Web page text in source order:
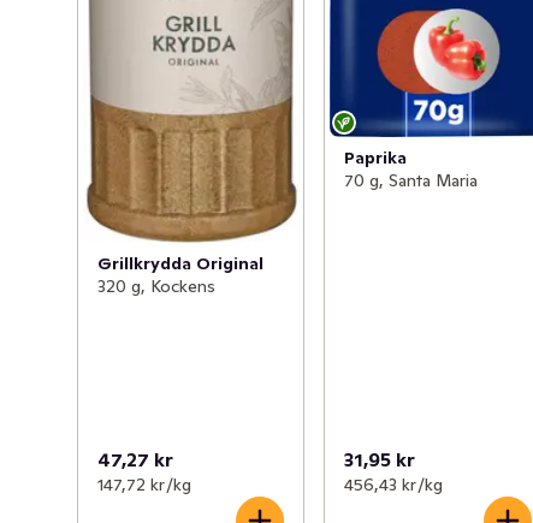
Grillkrydda Original
320 g, Kockens
47,27 kr
147,72 kr /kg
Paprika
70 g, Santa Maria
31,95 kr
456,43 kr /kg